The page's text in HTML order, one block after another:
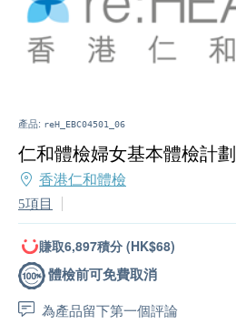
產品: reH_EBC04501_06
仁和體檢婦女基本體檢計劃
香港仁和體檢
5項目
賺取6,897積分 (HK$68)
體檢前可免費取消
為產品留下第一個評論